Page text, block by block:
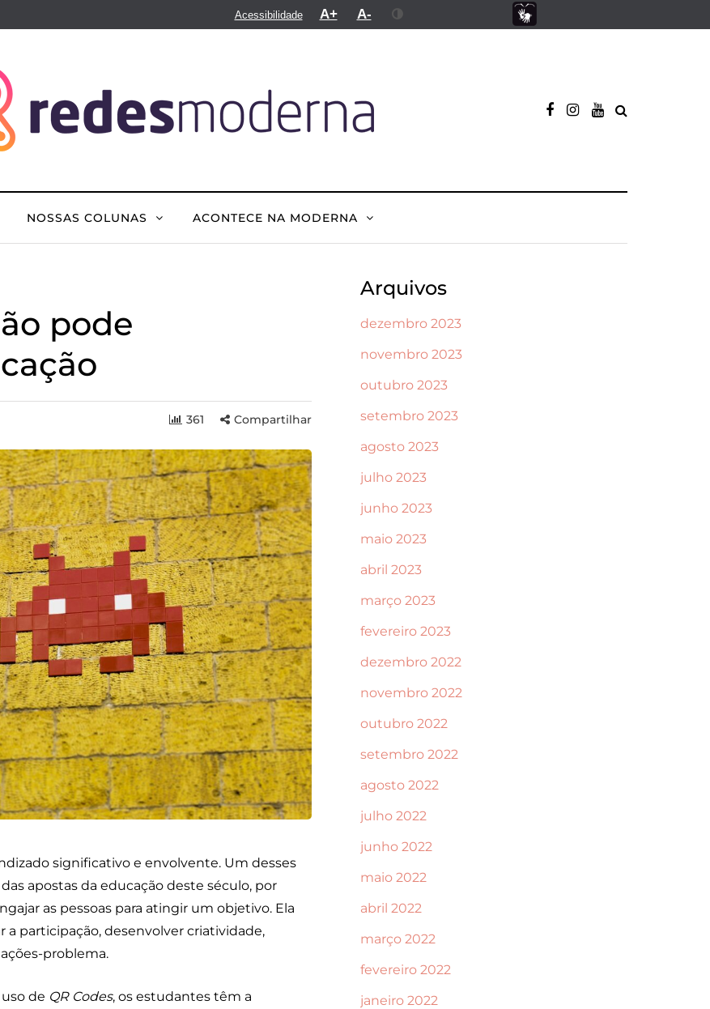
Acessibilidade A+ A-
NOSSAS COLUNAS ACONTECE NA MODERNA
pode
361 Compartilhar
significativo e envolvente. Um desses
apostas da educação deste século, por
as pessoas para atingir um objetivo. Ela
participação, desenvolver criatividade,
problema.
de QR Codes, os estudantes têm a
Arquivos
dezembro 2023
novembro 2023
outubro 2023
setembro 2023
agosto 2023
julho 2023
junho 2023
maio 2023
abril 2023
março 2023
fevereiro 2023
dezembro 2022
novembro 2022
outubro 2022
setembro 2022
agosto 2022
julho 2022
junho 2022
maio 2022
abril 2022
março 2022
fevereiro 2022
janeiro 2022